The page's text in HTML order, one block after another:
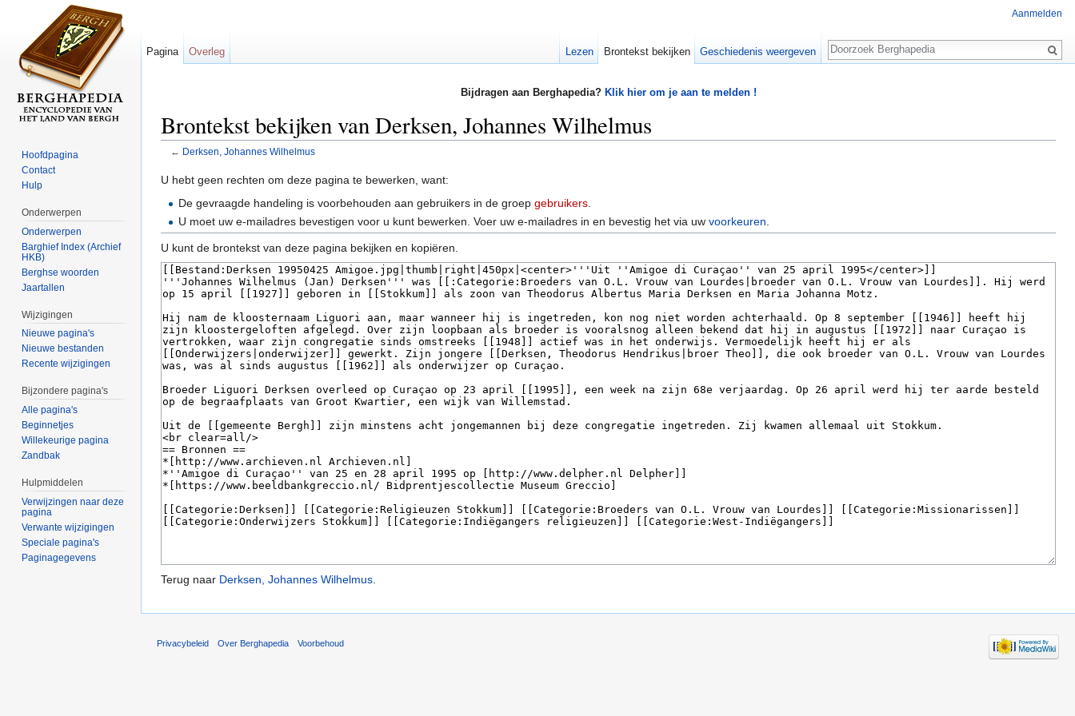
Bijdragen aan Berghapedia? Klik hier om je aan te melden !
Brontekst bekijken van Derksen, Johannes Wilhelmus
← Derksen, Johannes Wilhelmus
U hebt geen rechten om deze pagina te bewerken, want:
De gevraagde handeling is voorbehouden aan gebruikers in de groepgebruikers
U moet uw e-mailadres bevestigen voor u kunt bewerken. Voer uw e-mailadres in en bevestig het via uwvoorkeuren
U kunt de brontekst van deze pagina bekijken en kopiëren.
Terug naar Derksen, Johannes Wilhelmus.
Aanmelden
Pagina Overleg Lezen Brontekst bekijken Geschiedenis weergeven
Zoeken
Hoofdpagina
Contact
Hulp
Onderwerpen
Onderwerpen
Barghief Index (Archief
HKB)
Berghse woorden
Jaartallen
Wijzigingen
Nieuwe pagina's
Nieuwe bestanden
Recente wijzigingen
Bijzondere pagina's
Alle pagina's
Beginnetjes
Willekeurige pagina
Zandbak
Hulpmiddelen
Verwijzingen naar deze
pagina
Verwante wijzigingen
Speciale pagina's
Paginagegevens
Privacybeleid Over Berghapedia Voorbehoud